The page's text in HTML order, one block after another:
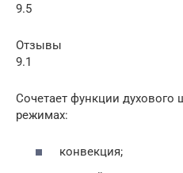
9.5
Отзывы
9.1
Сочетает функции духового
режимах:
конвекция;